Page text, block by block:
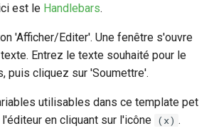
est le Handlebars.
'Afficher/Editer'. Une fenêtre s'ouvre
Entrez le texte souhaité pour le
puis cliquez sur 'Soumettre'.
utilisables dans ce template pet
en cliquant sur l'icône (x) .